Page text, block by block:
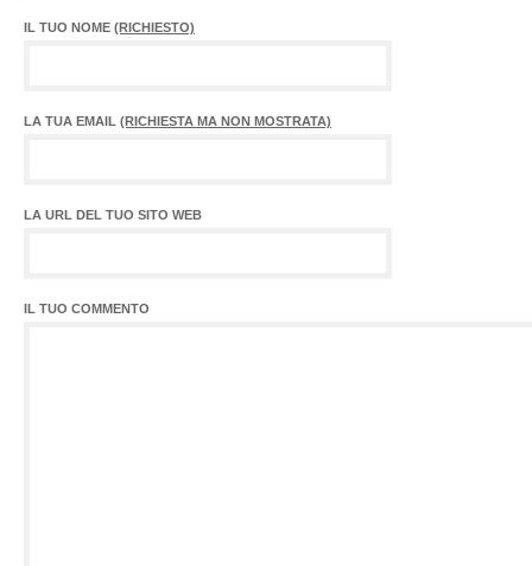
IL TUO NOME (RICHIESTO)
LA TUA EMAIL (RICHIESTA MA NON MOSTRATA)
LA URL DEL TUO SITO WEB
IL TUO COMMENTO